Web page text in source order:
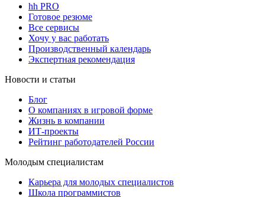
hh PRO
Готовое резюме
Все сервисы
Хочу у вас работать
Производственный календарь
Экспертная рекомендация
Новости и статьи
Блог
О компаниях в игровой форме
Жизнь в компании
ИТ-проекты
Рейтинг работодателей России
Молодым специалистам
Карьера для молодых специалистов
Школа программистов